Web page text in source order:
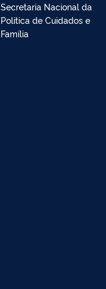
Secretaria Nacional da
Politica de Cuidados e
Família